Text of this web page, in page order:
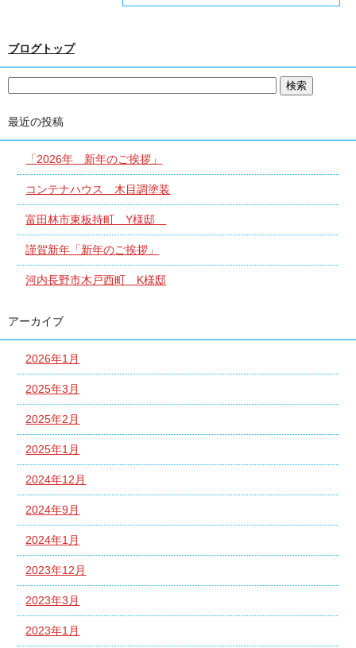
ブログトップ
最近の投稿
「2026年 新年のご挨拶」
コンテナハウス 木目調塗装
富田林市東板持町 Y様邸
謹賀新年「新年のご挨拶」
河内長野市木戸西町 K様邸
アーカイブ
2026年1月
2025年3月
2025年2月
2025年1月
2024年12月
2024年9月
2024年1月
2023年12月
2023年3月
2023年1月